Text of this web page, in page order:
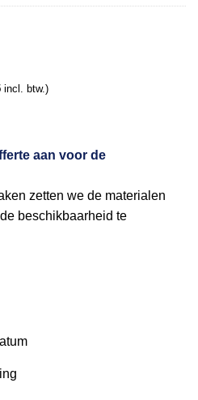
incl. btw.)
aan voor de
zetten we de materialen
beschikbaarheid te